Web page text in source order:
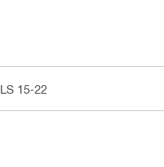
LS 15-22